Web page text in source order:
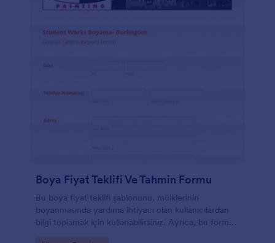
Boya Fiyat Teklifi Ve Tahmin Formu
Bu boya fiyat teklifi şablonunu, mülklerinin
boyanmasında yardıma ihtiyacı olan kullanıcılardan
bilgi toplamak için kullanabilirsiniz. Ayrıca, bu form